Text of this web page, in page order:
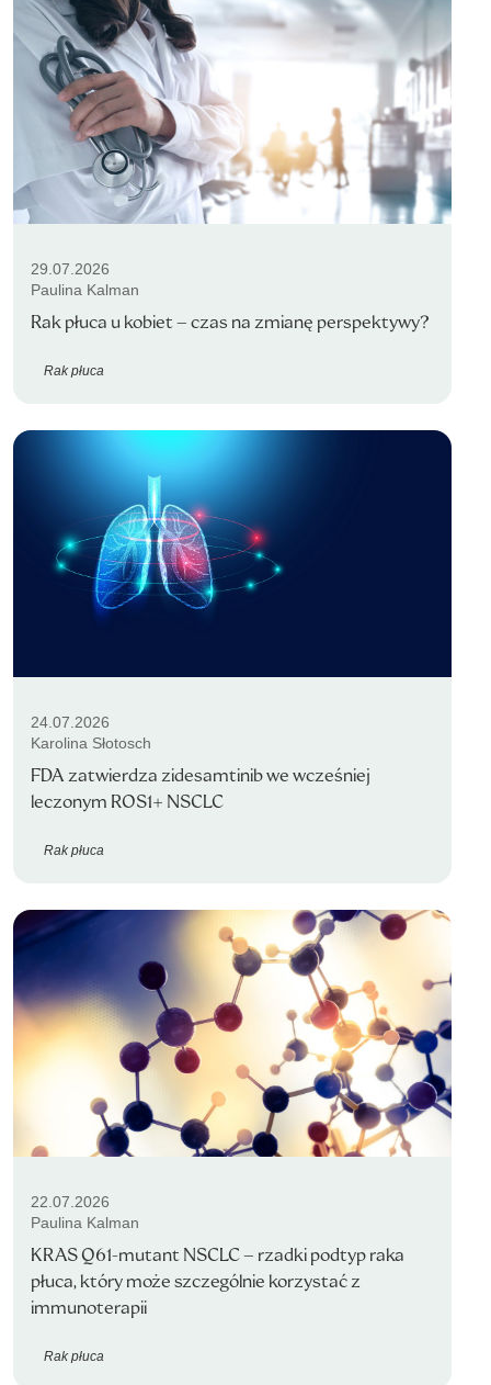
29.07.2026
Paulina Kalman
Rak płuca u kobiet – czas na zmianę perspektywy?
Rak płuca
24.07.2026
Karolina Słotosch
FDA zatwierdza zidesamtinib we wcześniej
leczonym ROS1+ NSCLC
Rak płuca
22.07.2026
Paulina Kalman
KRAS Q61-mutant NSCLC – rzadki podtyp raka
płuca, który może szczególnie korzystać z
immunoterapii
Rak płuca